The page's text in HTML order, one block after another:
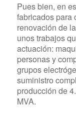
Pues bien, en
fabricados para
renovación de
unos trabajos
actuación:
personas y
grupos
suministro
producción de
MVA.